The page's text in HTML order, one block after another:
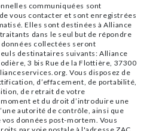
communiquées sont
vous contacter et sont enregistrées
Elles sont destinées à Alliance
dans le seul but de répondre
données collectées seront
destinataires suivants: Alliance
3 bis Rue de la Flottière, 37300
Vous disposez de
d’effacement, de portabilité,
de retrait de votre
et du droit d’introduire une
autorité de contrôle, ainsi que
vos données post-mortem. Vous